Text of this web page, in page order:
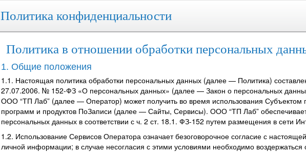
Политика конфиденциальности
Политика в отношении обработки персональных
1. Общие положения
1.1. Настоящая политика обработки персональных данных (далее — Политика)
27.07.2006. № 152-ФЗ «О персональных данных» (далее — Закон о персональных
ООО “ТП Лаб” (далее — Оператор) может получить во время использования
программ и продуктов ПоЗаписи (далее — Сайты, Сервисы). ООО “ТП Лаб”
персональных данных в соответствии с ч. 2 ст. 18.1. ФЗ-152 путем размещения в сети
1.2. Использование Сервисов Оператора означает безоговорочное согласие с
личной информации; в случае несогласия с этими условиями необходимо воздержаться